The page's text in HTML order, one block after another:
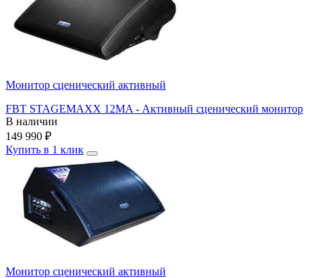
Монитор сценический активный
FBT STAGEMAXX 12MA - Активный сценический монитор
В наличии
149 990 ₽
Купить в 1 клик
Монитор сценический активный